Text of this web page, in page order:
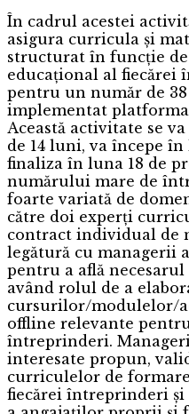
În cadrul acestei
asigura curricula și
structurat în funcție
educațional al fiecărei
pentru un număr de
implementat
Această activitate se
de 14 luni, va începe
finaliza în luna 18 de
numărului mare de
foarte variată de
către doi experți
contract individual de
legătură cu managerii
pentru a află
având rolul de a
cursurilor/modulelor/
offline relevante
întreprinderi.
interesate propun,
curriculelor de
fiecărei întreprinderi și